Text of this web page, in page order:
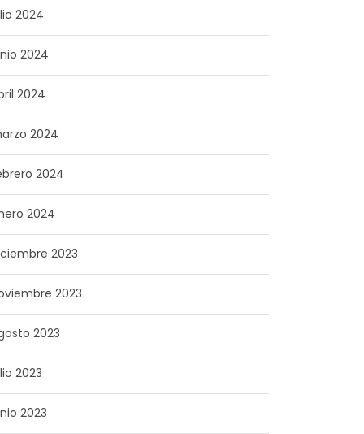
2024
2024
2024
2024
2024
2024
2023
2023
2023
2023
2023